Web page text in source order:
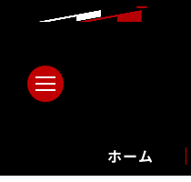
ホーム